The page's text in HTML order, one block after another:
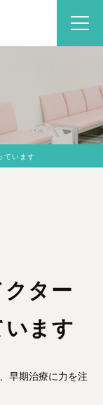
ています
ター
います
早期治療に力を注